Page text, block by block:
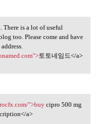
There is
There is a lot of useful
too. Please come and have
토토네임드</a>
">buycipro 500 mg
a>